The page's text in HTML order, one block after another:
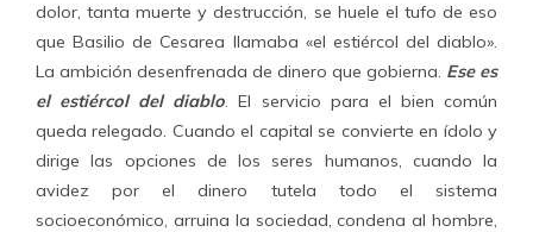
dolor, tanta muerte y destrucción, se huele el tufo de eso
que Basilio de Cesarea llamaba «el estiércol del diablo».
La ambición desenfrenada de dinero que gobierna. Ese es
el estiércol del diablo. El servicio para el bien común
queda relegado. Cuando el capital se convierte en ídolo y
dirige las opciones de los seres humanos, cuando la
avidez por el dinero tutela todo el sistema
socioeconómico, arruina la sociedad, condena al hombre,